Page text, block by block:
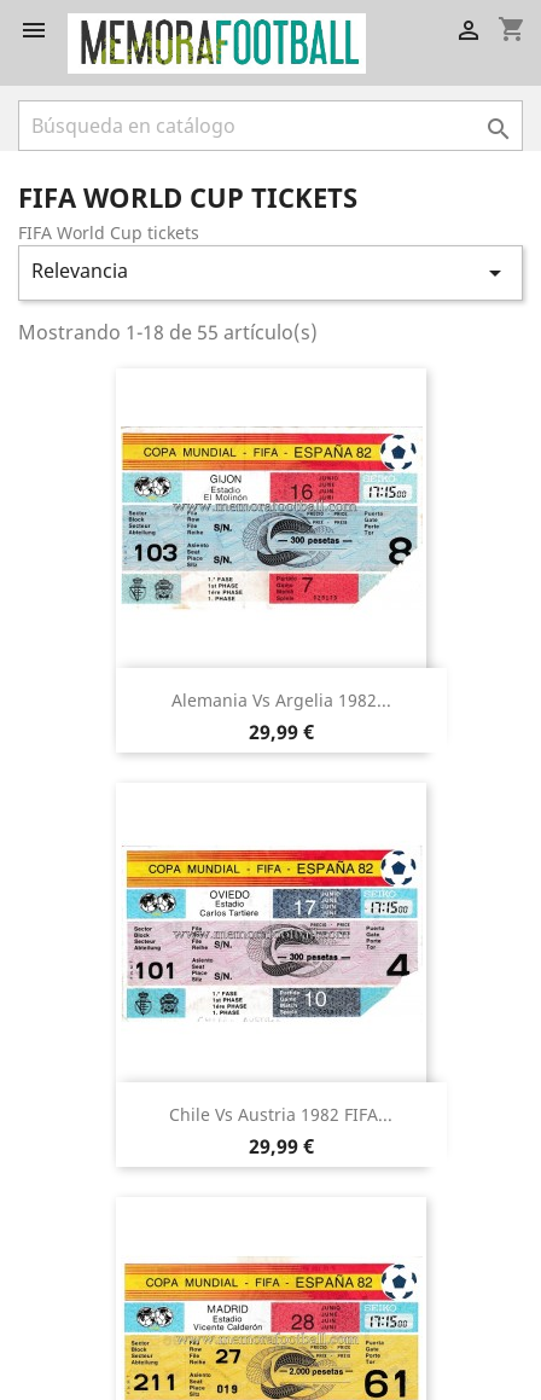
 shopping_cart


FIFA WORLD CUP TICKETS
FIFA World Cup tickets
Relevancia 
Mostrando 1-18 de 55 artículo(s)
Alemania Vs Argelia 1982...
Precio
29,99 €
Chile Vs Austria 1982 FIFA...
Precio
29,99 €